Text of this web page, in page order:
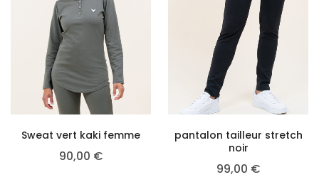
Sweat vert kaki femme
90,00 €
pantalon tailleur stretch
noir
99,00 €